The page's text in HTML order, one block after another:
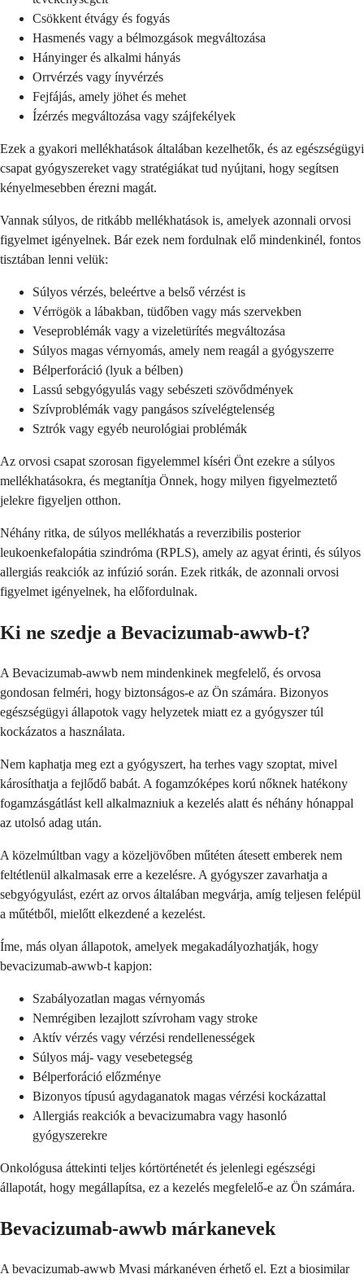
Csökkent étvágy és fogyás
Hasmenés vagy a bélmozgások megváltozása
Hányinger és alkalmi hányás
Orrvérzés vagy ínyvérzés
Fejfájás, amely jöhet és mehet
Ízérzés megváltozása vagy szájfekélyek
Ezek a gyakori mellékhatások általában kezelhetők, és az egészségügyi
csapat gyógyszereket vagy stratégiákat tud nyújtani, hogy segítsen
kényelmesebben érezni magát.
Vannak súlyos, de ritkább mellékhatások is, amelyek azonnali orvosi
figyelmet igényelnek. Bár ezek nem fordulnak elő mindenkinél, fontos
tisztában lenni velük:
Súlyos vérzés, beleértve a belső vérzést is
Vérrögök a lábakban, tüdőben vagy más szervekben
Veseproblémák vagy a vizeletürítés megváltozása
Súlyos magas vérnyomás, amely nem reagál a gyógyszerre
Bélperforáció (lyuk a bélben)
Lassú sebgyógyulás vagy sebészeti szövődmények
Szívproblémák vagy pangásos szívelégtelenség
Sztrók vagy egyéb neurológiai problémák
Az orvosi csapat szorosan figyelemmel kíséri Önt ezekre a súlyos
mellékhatásokra, és megtanítja Önnek, hogy milyen figyelmeztető
jelekre figyeljen otthon.
Néhány ritka, de súlyos mellékhatás a reverzibilis posterior
leukoenkefalopátia szindróma (RPLS), amely az agyat érinti, és súlyos
allergiás reakciók az infúzió során. Ezek ritkák, de azonnali orvosi
figyelmet igényelnek, ha előfordulnak.
Ki ne szedje a Bevacizumab-awwb-t?
A Bevacizumab-awwb nem mindenkinek megfelelő, és orvosa
gondosan felméri, hogy biztonságos-e az Ön számára. Bizonyos
egészségügyi állapotok vagy helyzetek miatt ez a gyógyszer túl
kockázatos a használata.
Nem kaphatja meg ezt a gyógyszert, ha terhes vagy szoptat, mivel
károsíthatja a fejlődő babát. A fogamzóképes korú nőknek hatékony
fogamzásgátlást kell alkalmazniuk a kezelés alatt és néhány hónappal
az utolsó adag után.
A közelmúltban vagy a közeljövőben műtéten átesett emberek nem
feltétlenül alkalmasak erre a kezelésre. A gyógyszer zavarhatja a
sebgyógyulást, ezért az orvos általában megvárja, amíg teljesen felépül
a műtétből, mielőtt elkezdené a kezelést.
Íme, más olyan állapotok, amelyek megakadályozhatják, hogy
bevacizumab-awwb-t kapjon:
Szabályozatlan magas vérnyomás
Nemrégiben lezajlott szívroham vagy stroke
Aktív vérzés vagy vérzési rendellenességek
Súlyos máj- vagy vesebetegség
Bélperforáció előzménye
Bizonyos típusú agydaganatok magas vérzési kockázattal
Allergiás reakciók a bevacizumabra vagy hasonló
gyógyszerekre
Onkológusa áttekinti teljes kórtörténetét és jelenlegi egészségi
állapotát, hogy megállapítsa, ez a kezelés megfelelő-e az Ön számára.
Bevacizumab-awwb márkanevek
A bevacizumab-awwb Mvasi márkanéven érhető el. Ezt a biosimilar